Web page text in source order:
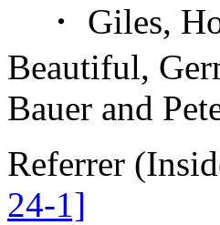
・ Giles,
Beautiful,
Bauer and
Referrer
24-1]